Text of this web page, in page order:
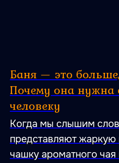
Баня — это
Почему она нужна
человеку
Когда мы слышим
представляют жаркую
чашку ароматного